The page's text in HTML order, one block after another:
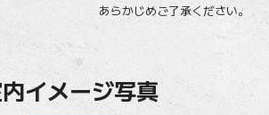
あらかじめご了承ください。
イメージ写真